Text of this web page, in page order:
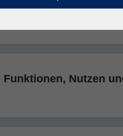
Funktionen, Nutzen